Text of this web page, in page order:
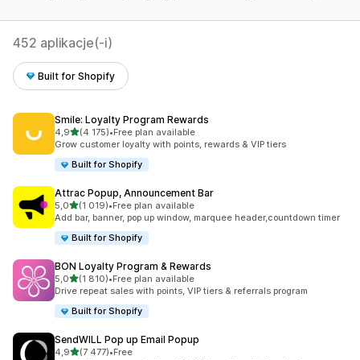
452 aplikacje(-i)
Built for Shopify
Smile: Loyalty Program Rewards
4,9na 5 gwiazdek
(4 175)
Łączna liczba recenzji: 4175
•Free plan available
Grow customer loyalty with points, rewards & VIP tiers
Built for Shopify
Attrac Popup, Announcement Bar
5,0na 5 gwiazdek
(1 019)
Łączna liczba recenzji: 1019
•Free plan available
Add bar, banner, pop up window, marquee header,countdown timer
Built for Shopify
BON Loyalty Program & Rewards
5,0na 5 gwiazdek
(1 810)
Łączna liczba recenzji: 1810
•Free plan available
Drive repeat sales with points, VIP tiers & referrals program
Built for Shopify
SendWILL Pop up Email Popup
4,9na 5 gwiazdek
(7 477)
Łączna liczba recenzji: 7477
•Free